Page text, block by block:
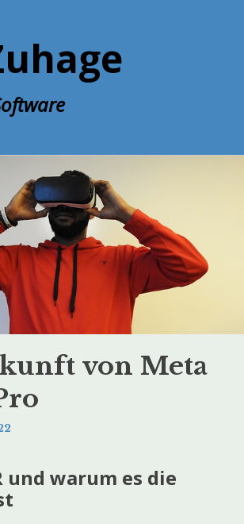
von Meta
und warum es die